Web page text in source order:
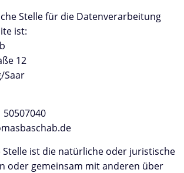
Stelle für die Datenverarbeitung
ist:
12
Saar
50507040
ist die natürliche oder juristische
oder gemeinsam mit anderen über